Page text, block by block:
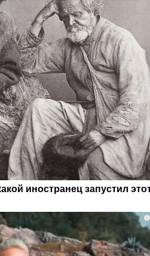
иностранец запустил
i